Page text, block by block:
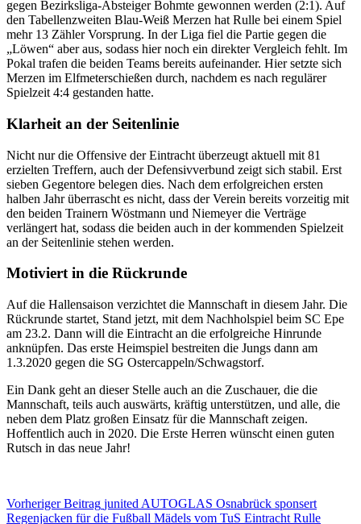
gegen Bezirksliga-Absteiger Bohmte gewonnen werden (2:1). Auf
den Tabellenzweiten Blau-Weiß Merzen hat Rulle bei einem Spiel
mehr 13 Zähler Vorsprung. In der Liga fiel die Partie gegen die
„Löwen“ aber aus, sodass hier noch ein direkter Vergleich fehlt. Im
Pokal trafen die beiden Teams bereits aufeinander. Hier setzte sich
Merzen im Elfmeterschießen durch, nachdem es nach regulärer
Spielzeit 4:4 gestanden hatte.
Klarheit an der Seitenlinie
Nicht nur die Offensive der Eintracht überzeugt aktuell mit 81
erzielten Treffern, auch der Defensivverbund zeigt sich stabil. Erst
sieben Gegentore belegen dies. Nach dem erfolgreichen ersten
halben Jahr überrascht es nicht, dass der Verein bereits vorzeitig mit
den beiden Trainern Wöstmann und Niemeyer die Verträge
verlängert hat, sodass die beiden auch in der kommenden Spielzeit
an der Seitenlinie stehen werden.
Motiviert in die Rückrunde
Auf die Hallensaison verzichtet die Mannschaft in diesem Jahr. Die
Rückrunde startet, Stand jetzt, mit dem Nachholspiel beim SC Epe
am 23.2. Dann will die Eintracht an die erfolgreiche Hinrunde
anknüpfen. Das erste Heimspiel bestreiten die Jungs dann am
1.3.2020 gegen die SG Ostercappeln/Schwagstorf.
Ein Dank geht an dieser Stelle auch an die Zuschauer, die die
Mannschaft, teils auch auswärts, kräftig unterstützen, und alle, die
neben dem Platz großen Einsatz für die Mannschaft zeigen.
Hoffentlich auch in 2020. Die Erste Herren wünscht einen guten
Rutsch in das neue Jahr!
VorherigerBeitrag junited AUTOGLAS Osnabrück sponsert
Regenjacken für die Fußball Mädels vom TuS Eintracht Rulle